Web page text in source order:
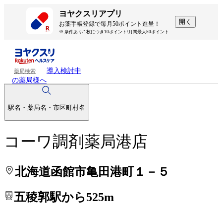
ヨヤクスリアプリ
お薬手帳登録で毎月50ポイント進呈！
※ 条件あり/1枚につき10ポイント/月間最大50ポイント
開く
薬局検索
導入検討中
の薬局様へ
駅名・薬局名・市区町村名
コーワ調剤薬局港店
北海道函館市亀田港町１－５
五稜郭駅から525m
処方せんを送って待ち時間を短く！
処方せんを送って待ち時間を短く！